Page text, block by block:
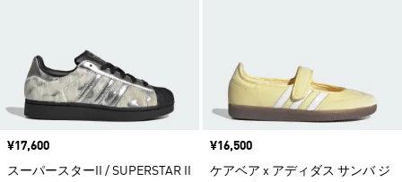
価格
¥17,600
スーパースターII / SUPERSTAR II
価格
¥16,500
ケアベア x アディダス サンバ ジ